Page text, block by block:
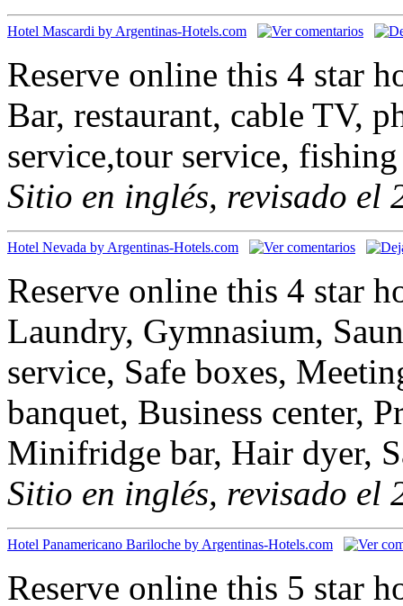
Hotel Mascardi by Argentinas-Hotels.com
Reserve online this 4 star
Bar, restaurant, cable TV,
service,tour service,
Sitio en inglés, revisado el
Hotel Nevada by Argentinas-Hotels.com
Reserve online this 4 star
Laundry, Gymnasium,
service, Safe boxes,
banquet, Business center,
Minifridge bar, Hair dyer,
Sitio en inglés, revisado el
Hotel Panamericano Bariloche by Argentinas-Hotels.com
Reserve online this 5 star